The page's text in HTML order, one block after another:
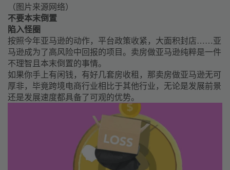
（图片来源网络）
不要本末倒置
陷入怪圈
按照今年亚马逊的动作，平台政策收紧，大面积封店……亚
马逊成为了高风险中回报的项目。卖房做亚马逊纯粹是一件
不理智且本末倒置的事情。
如果你手上有闲钱，有好几套房收租，那卖房做亚马逊无可
厚非，毕竟跨境电商行业相比于其他行业，无论是发展前景
还是发展速度都具备了可观的优势。